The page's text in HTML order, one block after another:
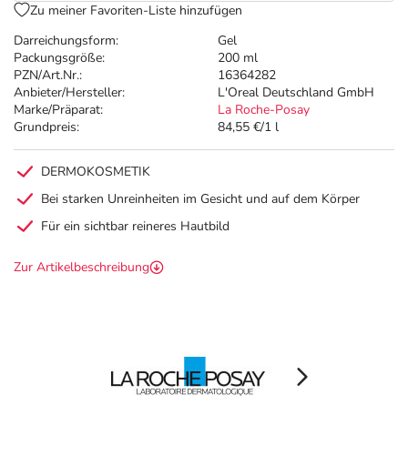
Darreichungsform:
Gel
Packungsgröße:
200 ml
PZN/Art.Nr.:
16364282
Anbieter/Hersteller:
L'Oreal Deutschland GmbH
Marke/Präparat:
La Roche-Posay
Grundpreis:
84,55 €/1 l
Zu meiner Favoriten-Liste hinzufügen
DERMOKOSMETIK
Bei starken Unreinheiten im Gesicht und auf dem Körper
Für ein sichtbar reineres Hautbild
Zur Artikelbeschreibung